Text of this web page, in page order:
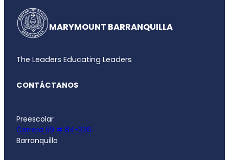
MARYMOUNT BARRANQUILLA
The Leaders Educating Leaders
CONTÁCTANOS
Preescolar
Carrera 59 # 84-226
Barranquilla